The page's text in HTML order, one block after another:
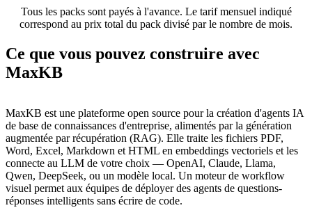
Tous les packs sont payés à l'avance. Le tarif mensuel indiqué
correspond au prix total du pack divisé par le nombre de mois.
Ce que vous pouvez construire avec
MaxKB
MaxKB est une plateforme open source pour la création d'agents IA
de base de connaissances d'entreprise, alimentés par la génération
augmentée par récupération (RAG). Elle traite les fichiers PDF,
Word, Excel, Markdown et HTML en embeddings vectoriels et les
connecte au LLM de votre choix — OpenAI, Claude, Llama,
Qwen, DeepSeek, ou un modèle local. Un moteur de workflow
visuel permet aux équipes de déployer des agents de questions-
réponses intelligents sans écrire de code.